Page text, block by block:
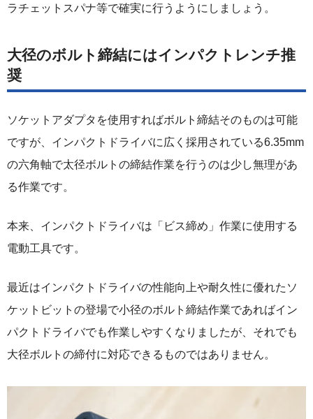
ラチェットスパナ等で確実に行うようにしましょう。
大径のボルト締結にはインパクトレンチ推
奨
ソケットアダプタを使用すればボルト締結そのものは可能
ですが、インパクトドライバに広く採用されている6.35mm
の六角軸で太径ボルトの締結作業を行うのは少し無理があ
る作業です。
本来、インパクトドライバは「ビス締め」作業に使用する
電動工具です。
最近はインパクトドライバの性能向上や耐久性に優れたソ
ケットビットの登場で小径のボルト締結作業であればイン
パクトドライバでも作業しやすくなりましたが、それでも
大径ボルトの締付に対応できるものではありません。